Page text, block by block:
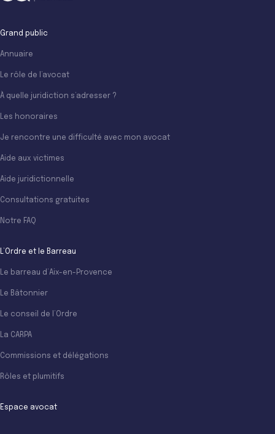
Grand public
Annuaire
Le rôle de l’avocat
À quelle juridiction s’adresser ?
Les honoraires
Je rencontre une difficulté avec mon avocat
Aide aux victimes
Aide juridictionnelle
Consultations gratuites
Notre FAQ
L’Ordre et le Barreau
Le barreau d’Aix-en-Provence
Le Bâtonnier
Le conseil de l’Ordre
La CARPA
Commissions et délégations
Rôles et plumitifs
Espace avocat